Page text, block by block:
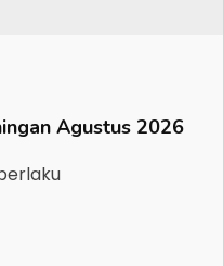
Agustus 2026